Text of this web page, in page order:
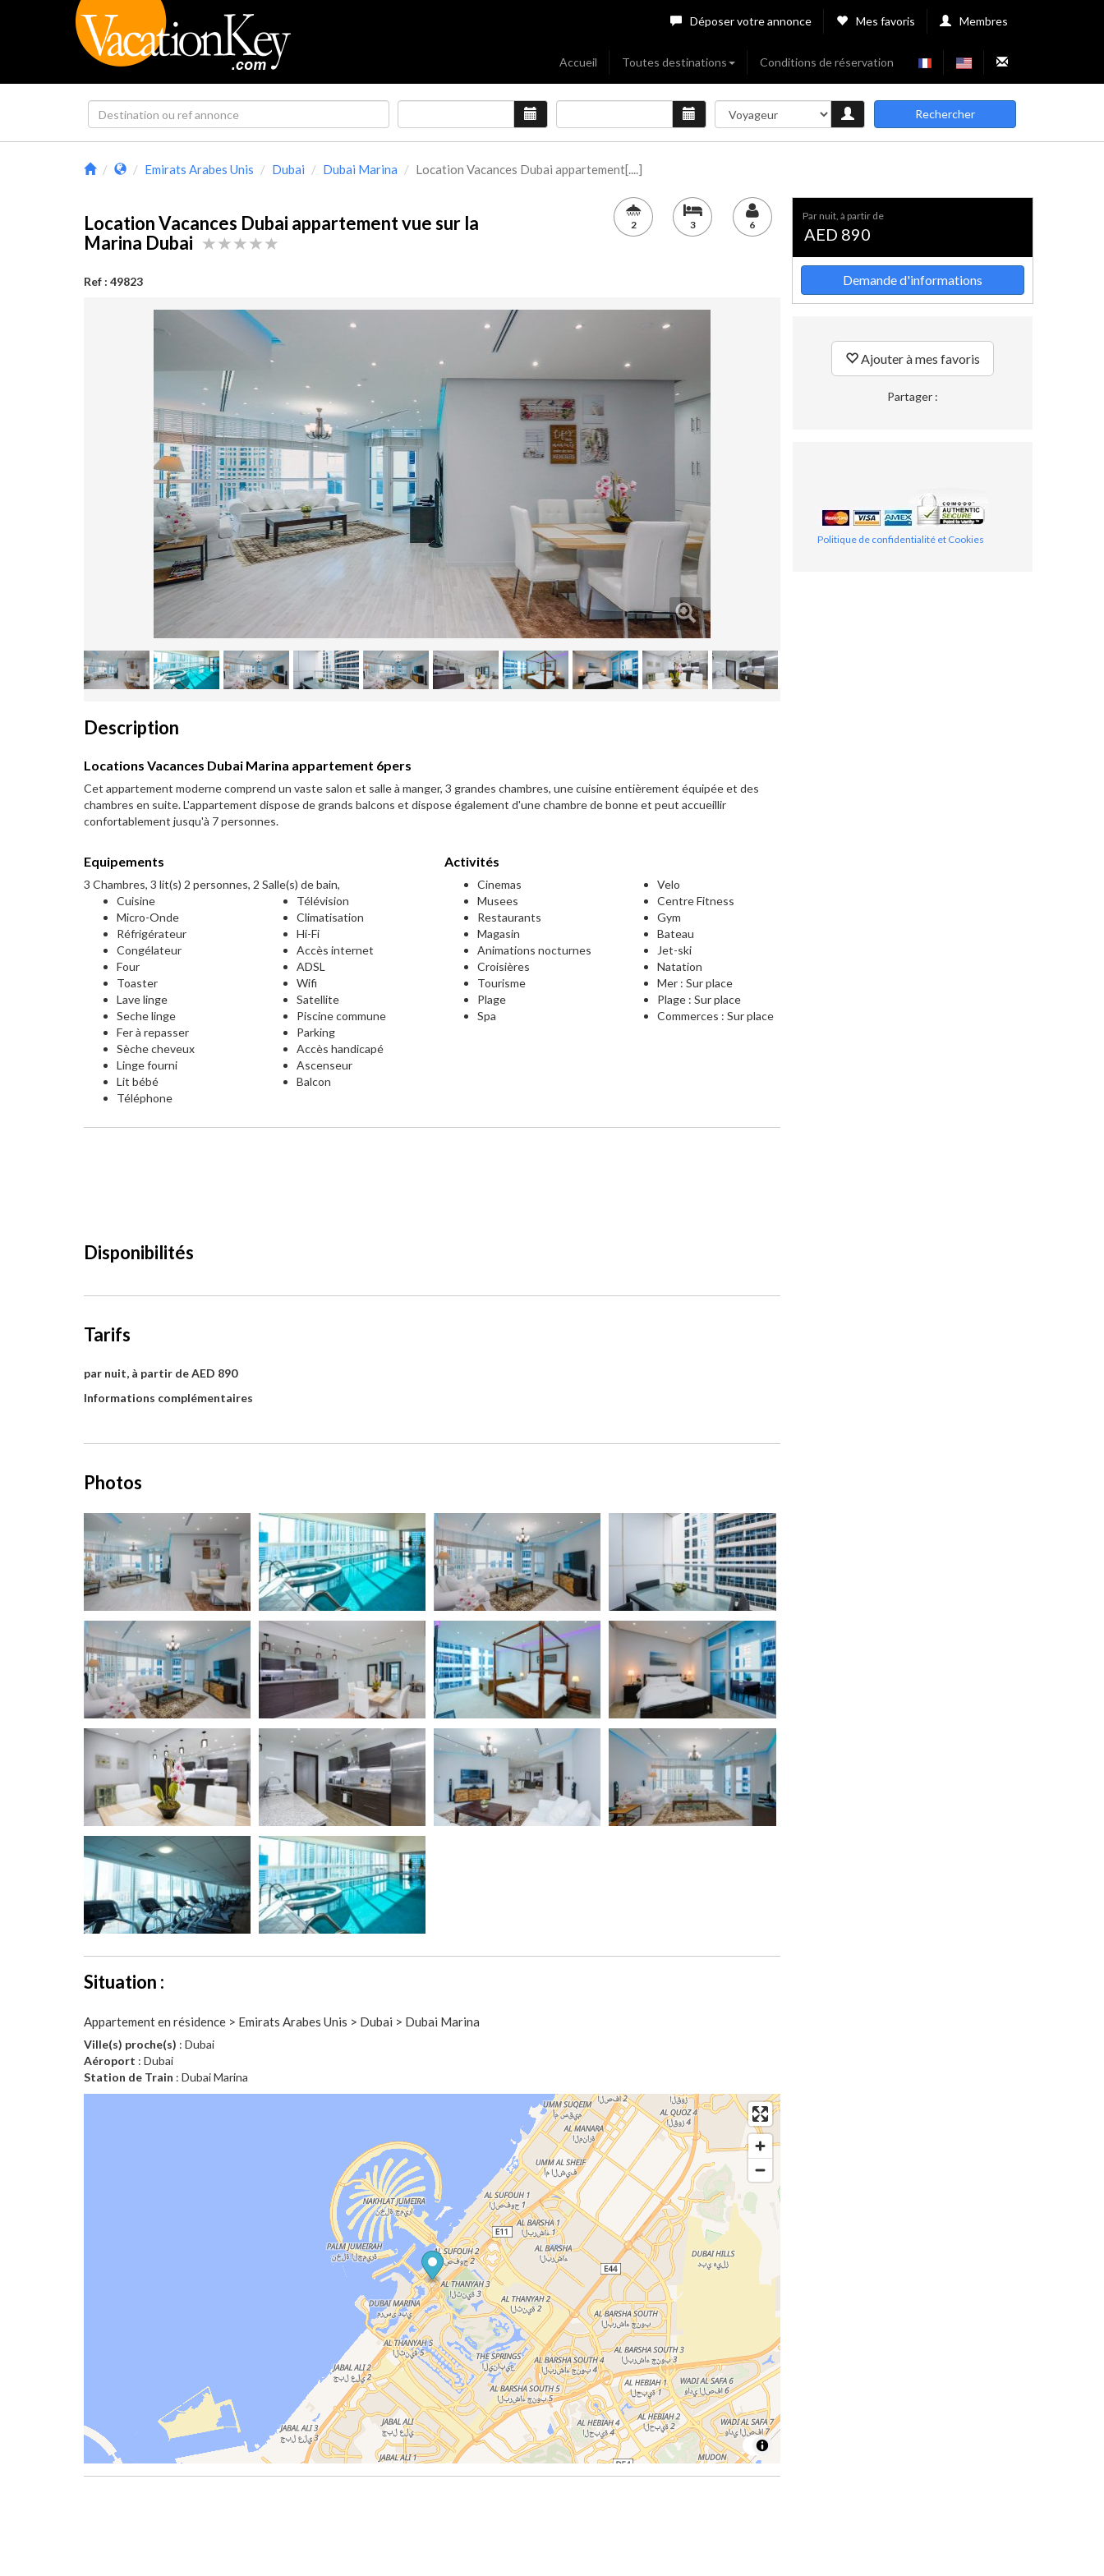
Déposer votre annonce Mes favoris Membres
Accueil Toutes destinations Conditions de réservation
Rechercher
Emirats Arabes Unis Dubai Dubai Marina Location Vacances Dubai appartement[....]
Location Vacances Dubai appartement vue sur la
Marina Dubai
Ref : 49823
2 3 6
Description
Locations Vacances Dubai Marina appartement 6pers
Cet appartement moderne comprend un vaste salon et salle à manger, 3 grandes chambres, une cuisine entièrement équipée et des
chambres en suite. L'appartement dispose de grands balcons et dispose également d'une chambre de bonne et peut accueillir
confortablement jusqu'à 7 personnes.
Equipements
3 Chambres, 3 lit(s) 2 personnes, 2 Salle(s) de bain,
Cuisine
Micro-Onde
Réfrigérateur
Congélateur
Four
Toaster
Lave linge
Seche linge
Fer à repasser
Sèche cheveux
Linge fourni
Lit bébé
Téléphone
Télévision
Climatisation
Hi-Fi
Accès internet
ADSL
Wifi
Satellite
Piscine commune
Parking
Accès handicapé
Ascenseur
Balcon
Activités
Cinemas
Musees
Restaurants
Magasin
Animations nocturnes
Croisières
Tourisme
Plage
Spa
Velo
Centre Fitness
Gym
Bateau
Jet-ski
Natation
Mer : Sur place
Plage : Sur place
Commerces : Sur place
Disponibilités
Tarifs
par nuit, à partir de AED 890
Informations complémentaires
Photos
Situation :
Appartement en résidence > Emirats Arabes Unis > Dubai > Dubai Marina
Ville(s) proche(s) : Dubai
Aéroport : Dubai
Station de Train : Dubai Marina
par nuit, à partir de
AED 890
Demande d'informations
Ajouter à mes favoris
Partager :
Politique de confidentialité et Cookies